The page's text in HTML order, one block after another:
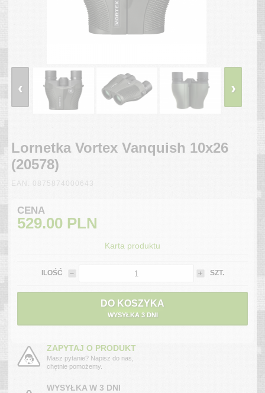
›
‹
Lornetka Vortex Vanquish 10x26
(20578)
EAN: 0875874000643
CENA
529.00 PLN
Karta produktu
ILOŚĆ SZT.
DO KOSZYKA
WYSYŁKA 3 DNI
ZAPYTAJ O PRODUKT
Masz pytanie? Napisz do nas,
chętnie pomożemy.
WYSYŁKA W 3 DNI